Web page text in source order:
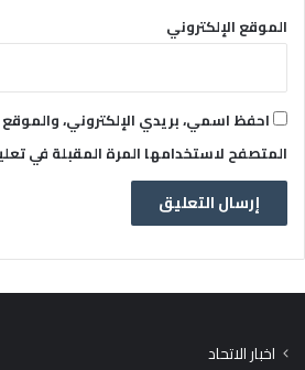
الموقع الإلكتروني
احفظ اسمي، بريدي الإلكتروني،
المتصفح لاستخدامها المرة المقبلة في
اخبار الاتحاد